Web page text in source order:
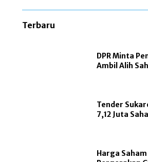
Terbaru
DPR Minta
Ambil Alih
Tender
7,12 Juta
Harga